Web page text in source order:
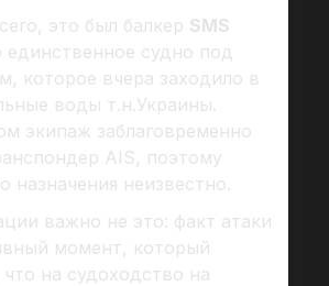
это был балкер SMS
единственное судно под
которое вчера заходило в
воды т.н.Украины.
экипаж заблаговременно
AIS, поэтому
назначения неизвестно.
важно не это: факт атаки
момент, который
на судоходство на